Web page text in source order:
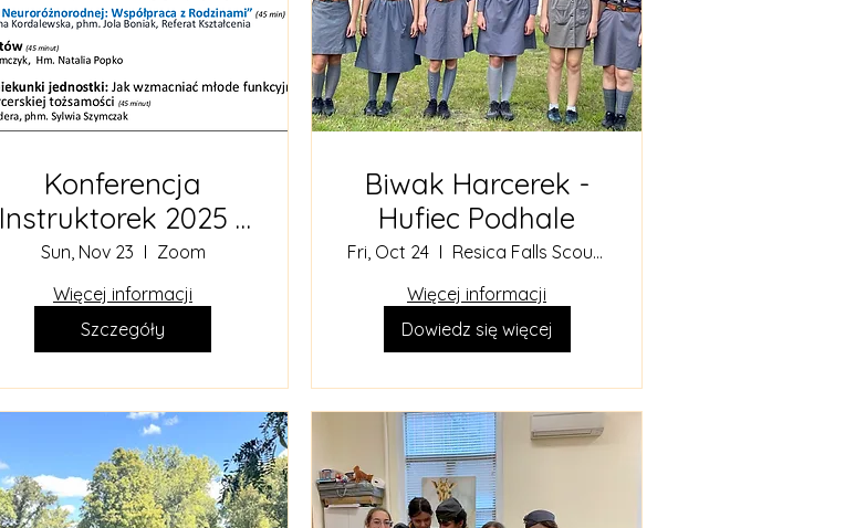
Konferencja
Instruktorek 2025 -
Harcerskie
Horyzonty III, czesc
II
Sun, Nov 23
Zoom
Więcej informacji
Szczegóły
Biwak Harcerek -
Hufiec Podhale
Fri, Oct 24
Resica Falls Scouts Reservation
Więcej informacji
Dowiedz się więcej